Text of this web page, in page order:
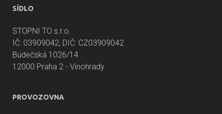
SÍDLO
STOPNI TO s.r.o.
IČ: 03909042, DIČ: CZ03909042
Budečská 1026/14
12000 Praha 2 - Vinohrady
PROVOZOVNA